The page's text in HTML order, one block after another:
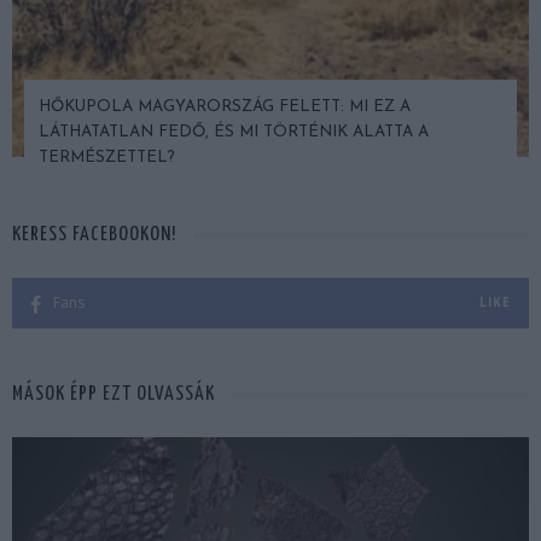
HŐKUPOLA MAGYARORSZÁG FELETT: MI EZ A
LÁTHATATLAN FEDŐ, ÉS MI TÖRTÉNIK ALATTA A
TERMÉSZETTEL?
KERESS FACEBOOKON!
Fans LIKE
MÁSOK ÉPP EZT OLVASSÁK